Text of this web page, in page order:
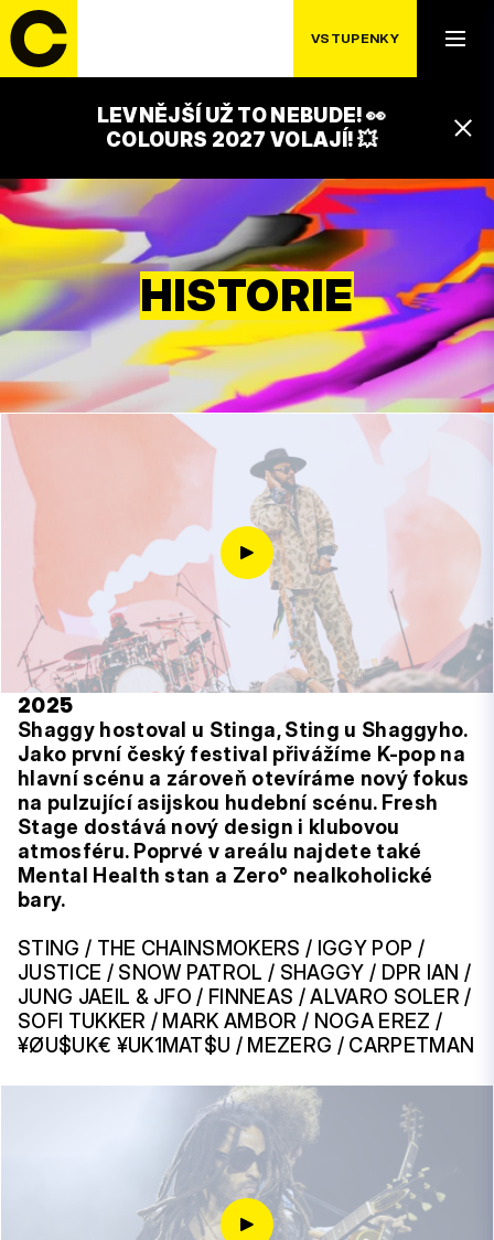
VSTUPENKY
LEVNĚJŠÍ UŽ TO NEBUDE! 👀
COLOURS 2027 VOLAJÍ! 💥
HISTORIE
2025
Shaggy hostoval u Stinga, Sting u Shaggyho.
Jako první český festival přivážíme K-pop na
hlavní scénu a zároveň otevíráme nový fokus
na pulzující asijskou hudební scénu. Fresh
Stage dostává nový design i klubovou
atmosféru. Poprvé v areálu najdete také
Mental Health stan a Zero° nealkoholické
bary.
STING / THE CHAINSMOKERS / IGGY POP /
JUSTICE / SNOW PATROL / SHAGGY / DPR IAN /
JUNG JAEIL & JFO / FINNEAS / ALVARO SOLER /
SOFI TUKKER / MARK AMBOR / NOGA EREZ /
¥ØU$UK€ ¥UK1MAT$U / MEZERG / CARPETMAN